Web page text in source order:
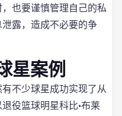
也要谨慎管理自己的私
露，造成不必要的争
星案例
不少球星成功实现了从
役篮球明星科比·布莱